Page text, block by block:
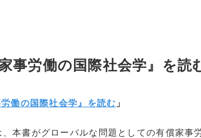
事労働の国際社会学』を読
労働の国際社会学』を読む 」
、本書がグローバルな問題としての有償家事